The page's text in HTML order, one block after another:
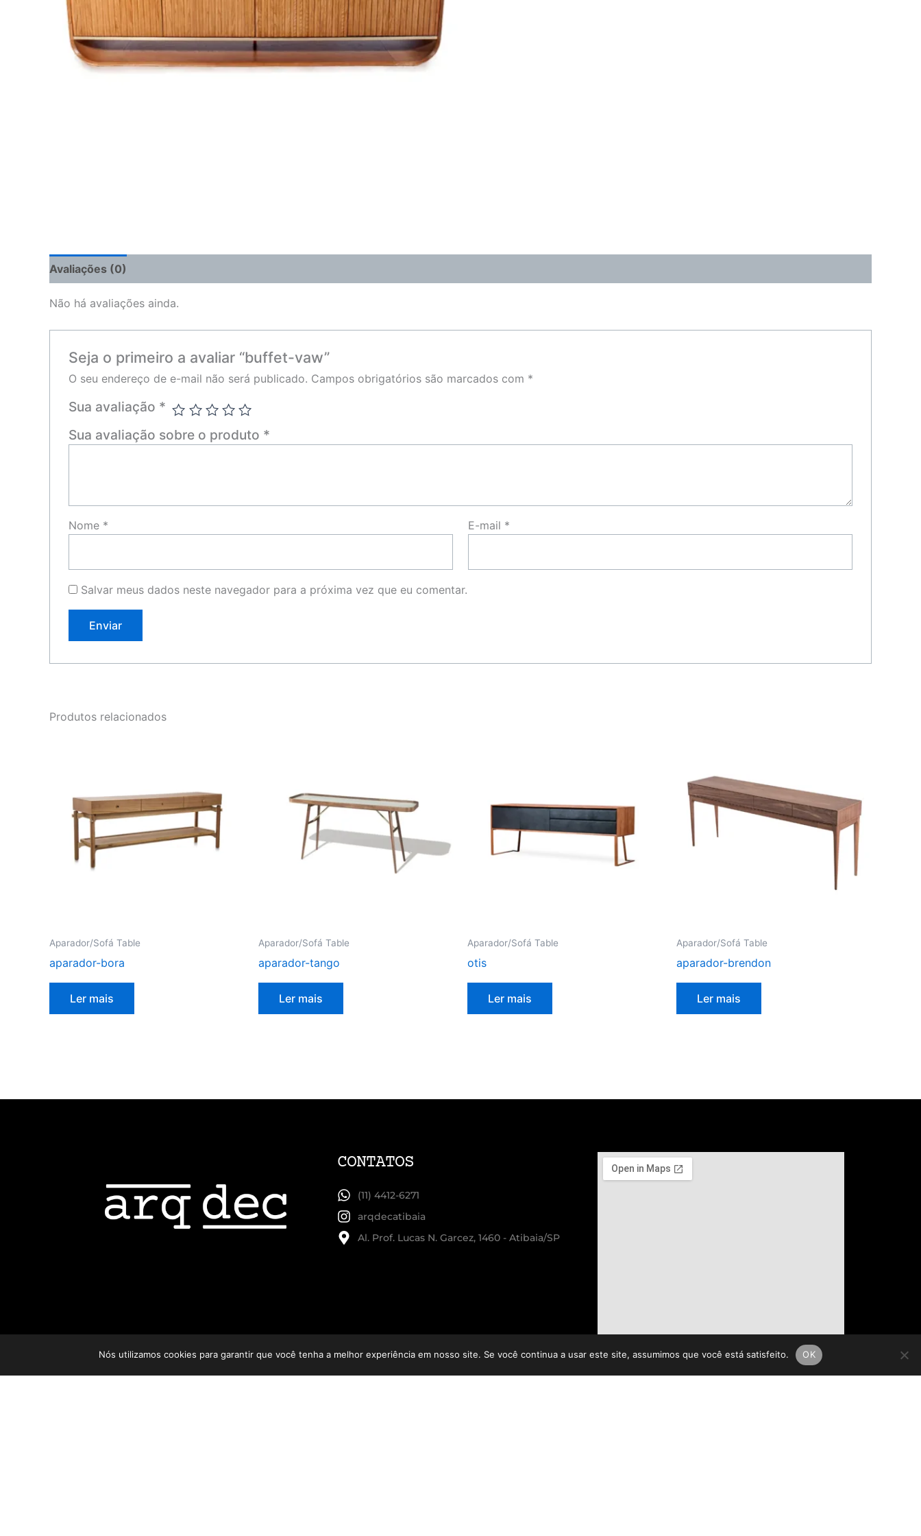
Avaliações (0)
Não há avaliações ainda.
Seja o primeiro a avaliar “buffet-vaw”
O seu endereço de e-mail não será publicado. Campos obrigatórios são marcados com *
Sua avaliação *
Sua avaliação sobre o produto *
Nome * E-mail *
Salvar meus dados neste navegador para a próxima vez que eu comentar.
Produtos relacionados
Aparador/Sofá Table
aparador-bora
Ler mais
Aparador/Sofá Table
aparador-tango
Ler mais
Aparador/Sofá Table
otis
Ler mais
Aparador/Sofá Table
aparador-brendon
Ler mais
CONTATOS
(11) 4412-6271
arqdecatibaia
Al. Prof. Lucas N. Garcez, 1460 - Atibaia/SP
Nós utilizamos cookies para garantir que você tenha a melhor experiência em nosso site. Se você continua a usar este site, assumimos que você está satisfeito. OK